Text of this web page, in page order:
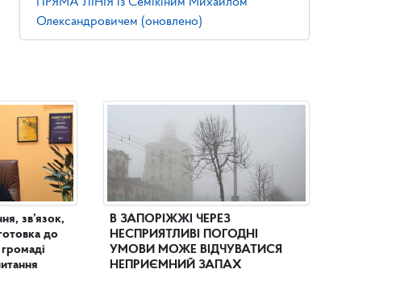
Олександровичем (оновлено)
зв’язок,
до
В ЗАПОРІЖЖІ ЧЕРЕЗ
НЕСПРИЯТЛИВІ ПОГОДНІ
УМОВИ МОЖЕ ВІДЧУВАТИСЯ
НЕПРИЄМНИЙ ЗАПАХ